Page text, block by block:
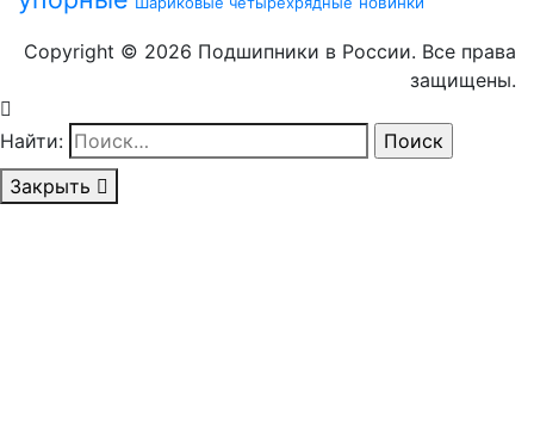
Copyright © 2026 Подшипники в России. Все права
защищены.
Найти:
Закрыть